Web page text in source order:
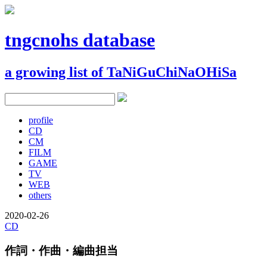
tngcnohs database
a growing list of TaNiGuChiNaOHiSa
profile
CD
CM
FILM
GAME
TV
WEB
others
2020-02-26
CD
作詞・作曲・編曲担当